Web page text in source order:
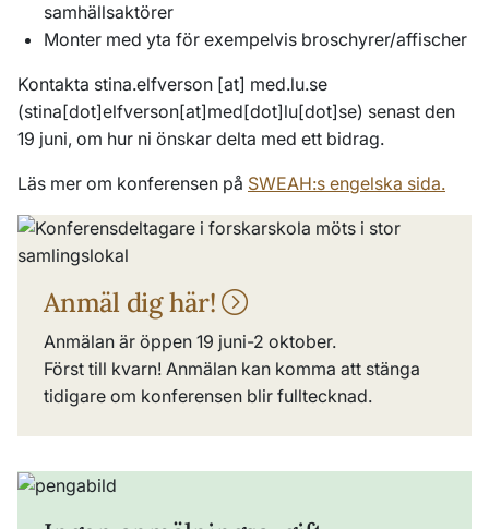
samhällsaktörer
Monter med yta för exempelvis broschyrer/affischer
Kontakta stina.elfverson [at] med.lu.se
(stina[dot]elfverson[at]med[dot]lu[dot]se) senast den
19 juni, om hur ni önskar delta med ett bidrag.
Läs mer om konferensen på SWEAH:s engelska sida.
Anmäl dig här!
Anmälan är öppen 19 juni-2 oktober.
Först till kvarn! Anmälan kan komma att stänga
tidigare om konferensen blir fulltecknad.